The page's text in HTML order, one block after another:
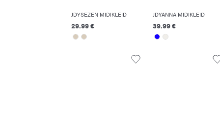
JDYSEZEN MIDIKLEID
29.99 €
JDYANNA MIDIKLEID
39.99 €